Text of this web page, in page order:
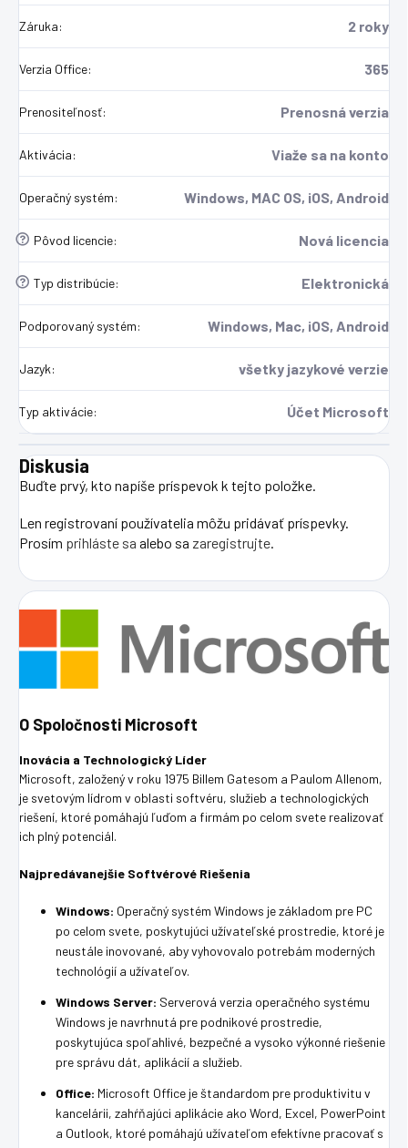
Záruka: 2 roky
Verzia Office: 365
Prenositeľnosť: Prenosná verzia
Aktivácia: Viaže sa na konto
Operačný systém: Windows, MAC OS, iOS, Android
? Pôvod licencie: Nová licencia
? Typ distribúcie: Elektronická
Podporovaný systém: Windows, Mac, iOS, Android
Jazyk: všetky jazykové verzie
Typ aktivácie: Účet Microsoft
Diskusia
Buďte prvý, kto napíše príspevok k tejto položke.
Len registrovaní používatelia môžu pridávať príspevky.
Prosím prihláste sa alebo sa zaregistrujte.
O Spoločnosti Microsoft
Inovácia a Technologický Líder
Microsoft, založený v roku 1975 Billem Gatesom a Paulom Allenom,
je svetovým lídrom v oblasti softvéru, služieb a technologických
riešení, ktoré pomáhajú ľuďom a firmám po celom svete realizovať
ich plný potenciál.
Najpredávanejšie Softvérové Riešenia
Windows: Operačný systém Windows je základom pre PC
po celom svete, poskytujúci užívateľské prostredie, ktoré je
neustále inovované, aby vyhovovalo potrebám moderných
technológií a užívateľov.
Windows Server: Serverová verzia operačného systému
Windows je navrhnutá pre podnikové prostredie,
poskytujúca spoľahlivé, bezpečné a vysoko výkonné riešenie
pre správu dát, aplikácií a služieb.
Office: Microsoft Office je štandardom pre produktivitu v
kancelárii, zahŕňajúci aplikácie ako Word, Excel, PowerPoint
a Outlook, ktoré pomáhajú užívateľom efektívne pracovať s